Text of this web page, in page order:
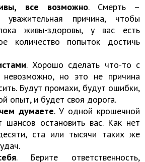
все возможно. Смерть –
уважительная причина, чтобы
живы-здоровы, у вас есть
количество попыток достичь
. Хорошо сделать что-то с
невозможно, но это не причина
Будут промахи, будут ошибки,
опыт, и будет своя дорога.
думаете. У одной крошечной
шансов остановить вас. Как нет
ста или тысячи таких же
. Берите ответственность,